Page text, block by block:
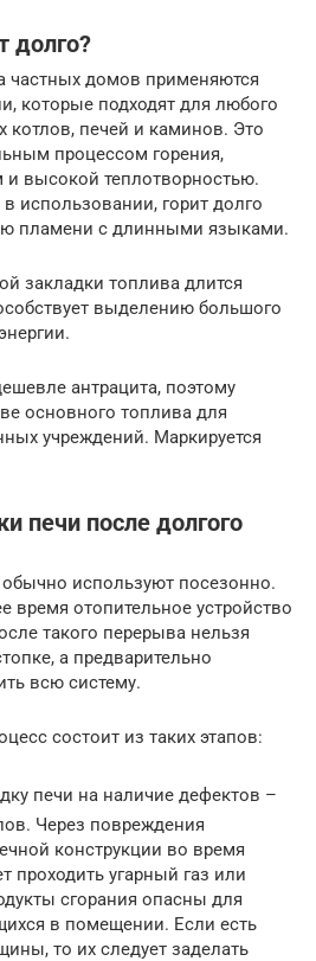
долго?
частных домов применяются
которые подходят для любого
котлов, печей и каминов. Это
процессом горения,
высокой теплотворностью.
использовании, горит долго
пламени с длинными языками.
закладки топлива длится
выделению большого
антрацита, поэтому
основного топлива для
учреждений. Маркируется
печи после долгого
используют посезонно.
время отопительное устройство
такого перерыва нельзя
а предварительно
всю систему.
состоит из таких этапов:
печи на наличие дефектов –
Через повреждения
конструкции во время
проходить угарный газ или
сгорания опасны для
в помещении. Если есть
то их следует заделать